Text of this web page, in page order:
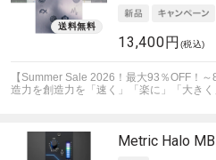
13,400円 (税込)
【Summer Sale 2026！最大93％OFF！
造力を創造力を「速く」「楽に」「大き
Metric Halo